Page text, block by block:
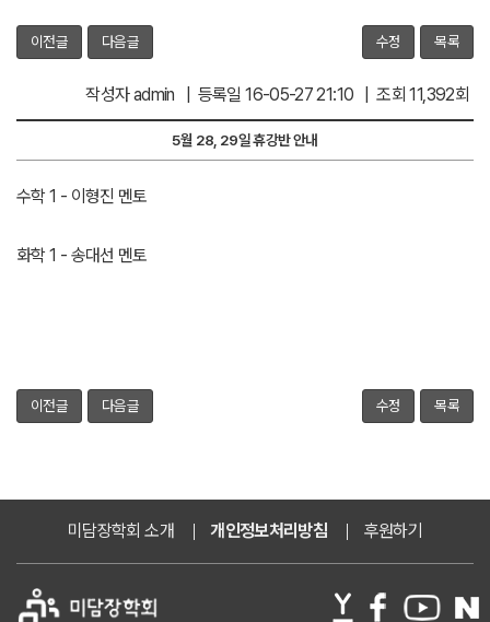
이전글 다음글 수정 목록
작성자 admin | 등록일 16-05-27 21:10 | 조회 11,392회
5월 28, 29일 휴강반 안내
수학 1 - 이형진 멘토
화학 1 - 송대선 멘토
이전글 다음글 수정 목록
미담장학회 소개 개인정보처리방침 후원하기